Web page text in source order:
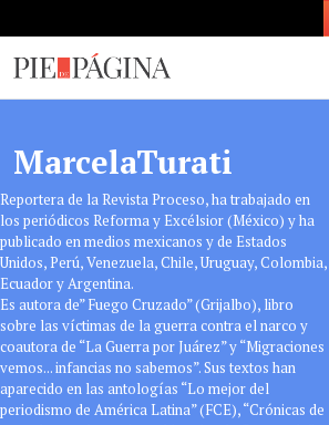
MarcelaTurati
Reportera de la Revista Proceso, ha trabajado en
los periódicos Reforma y Excélsior (México) y ha
publicado en medios mexicanos y de Estados
Unidos, Perú, Venezuela, Chile, Uruguay, Colombia,
Ecuador y Argentina.
Es autora de” Fuego Cruzado” (Grijalbo), libro
sobre las víctimas de la guerra contra el narco y
coautora de “La Guerra por Juárez” y “Migraciones
vemos... infancias no sabemos”. Sus textos han
aparecido en las antologías “Lo mejor del
periodismo de América Latina” (FCE), “Crónicas de